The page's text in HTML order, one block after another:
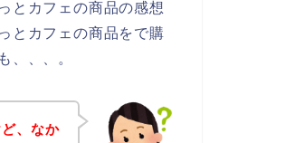
とカフェの商品の感想
とカフェの商品をで購
、、、。
、なか